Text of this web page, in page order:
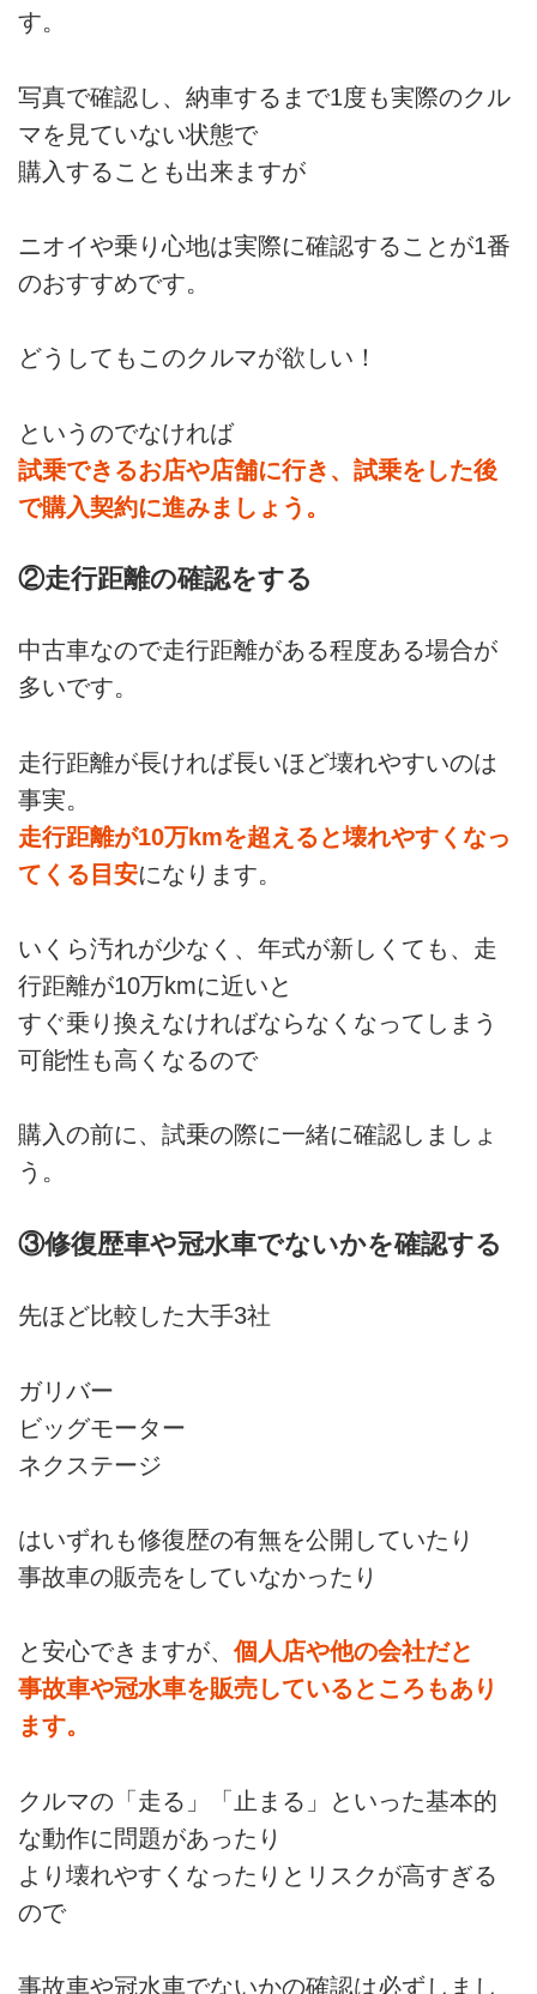
す。
写真で確認し、納車するまで1度も実際のクル
マを見ていない状態で
購入することも出来ますが
ニオイや乗り心地は実際に確認することが1番
のおすすめです。
どうしてもこのクルマが欲しい！
というのでなければ
試乗できるお店や店舗に行き、試乗をした後
で購入契約に進みましょう。
②走行距離の確認をする
中古車なので走行距離がある程度ある場合が
多いです。
走行距離が長ければ長いほど壊れやすいのは
事実。
走行距離が10万kmを超えると壊れやすくなっ
てくる目安になります。
いくら汚れが少なく、年式が新しくても、走
行距離が10万kmに近いと
すぐ乗り換えなければならなくなってしまう
可能性も高くなるので
購入の前に、試乗の際に一緒に確認しましょ
う。
③修復歴車や冠水車でないかを確認する
先ほど比較した大手3社
ガリバー
ビッグモーター
ネクステージ
はいずれも修復歴の有無を公開していたり
事故車の販売をしていなかったり
と安心できますが、 個人店や他の会社だと
事故車や冠水車を販売しているところもあり
ます。
クルマの「走る」「止まる」といった基本的
な動作に問題があったり
より壊れやすくなったりとリスクが高すぎる
ので
事故車や冠水車でないかの確認は必ずしまし